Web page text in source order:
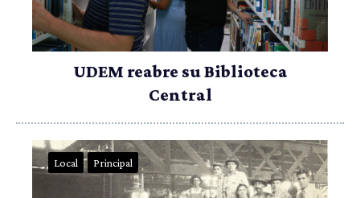
UDEM reabre su Biblioteca
Central
Local Principal